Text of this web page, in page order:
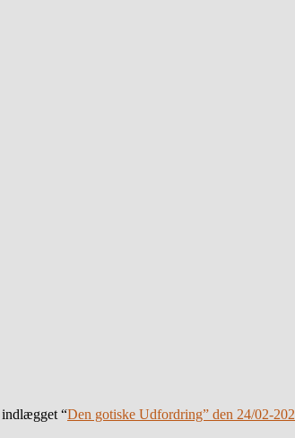
indlægget “Den gotiske Udfordring” den 24/02-